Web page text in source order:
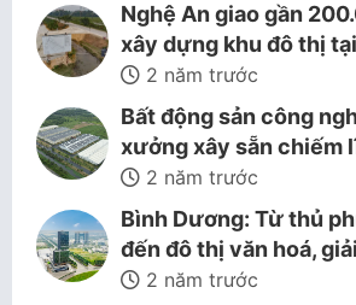
Nghệ An giao gần
xây dựng khu đô thị
2 năm trước
Bất động sản công
xưởng xây sẵn chiếm
2 năm trước
Bình Dương: Từ thủ
đến đô thị văn hoá,
2 năm trước